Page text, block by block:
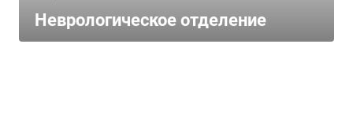
Неврологическое отделение